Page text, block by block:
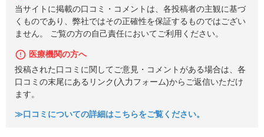
当サイトに掲載の口コミ・コメントは、各投稿者の主観に基づ
くものであり、弊社ではその正確性を保証するものではござい
ません。 ご覧の方の自己責任においてご利用ください。
医療機関の方へ
投稿された口コミに関してご意見・コメントがある場合は、各
口コミの末尾にあるリンク(入力フォーム)からご返信いただけ
ます。
≫口コミについての詳細はこちらをご覧ください。